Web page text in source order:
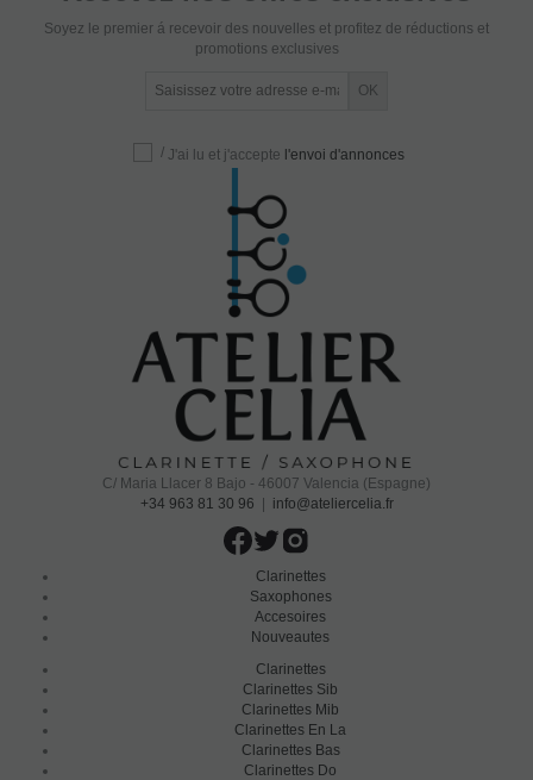
Soyez le premier á recevoir des nouvelles et profitez de réductions et
promotions exclusives
/ J'ai lu et j'accepte l'envoi d'annonces
C/ Maria Llacer 8 Bajo - 46007 Valencia (Espagne)
+34 963 81 30 96 | info@ateliercelia.fr
Clarinettes
Saxophones
Accesoires
Nouveautes
Clarinettes
Clarinettes Sib
Clarinettes Mib
Clarinettes En La
Clarinettes Bas
Clarinettes Do